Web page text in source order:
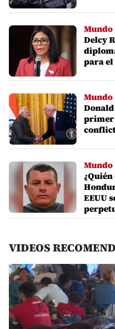
Mundo
Delcy
para
Mundo
Mundo
EEUU
VIDEOS